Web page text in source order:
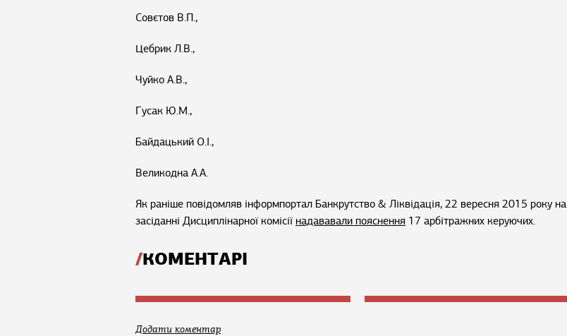
Совєтов В.П.,
Цебрик Л.В.,
Чуйко А.В.,
Гусак Ю.М.,
Байдацький О.І.,
Великодна А.А.
Як раніше повідомляв інформпортал Банкрутство & Ліквідація, 22 вересня 2015 року на
засіданні Дисциплінарної комісії надававали пояснення 17 арбітражних керуючих.
КОМЕНТАРІ
Додати коментар